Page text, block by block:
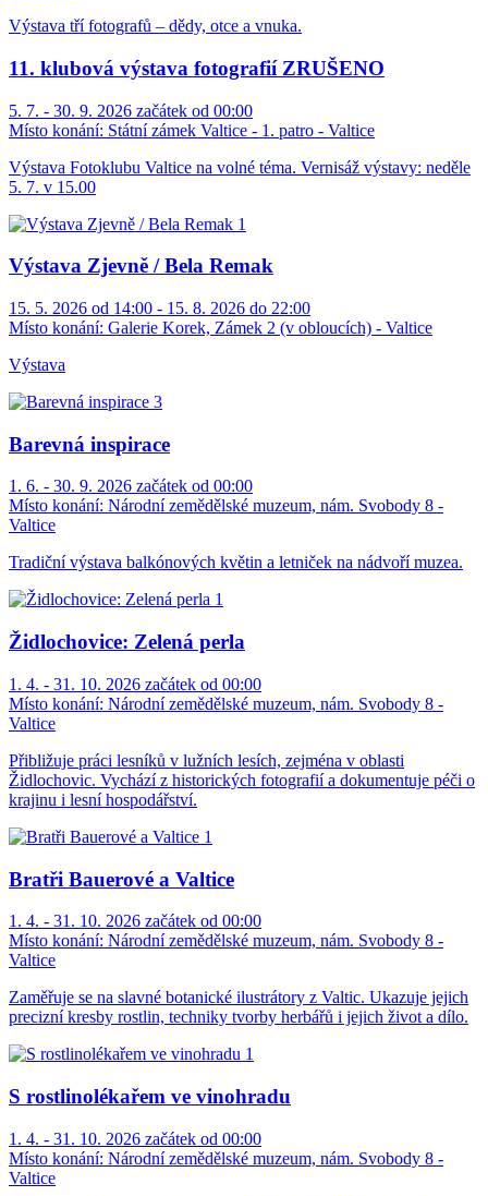
Výstava tří fotografů – dědy, otce a vnuka.
11. klubová výstava fotografií ZRUŠENO
5. 7. - 30. 9. 2026 začátek od 00:00
Místo konání: Státní zámek Valtice - 1. patro - Valtice
Výstava Fotoklubu Valtice na volné téma. Vernisáž výstavy: neděle
5. 7. v 15.00
Výstava Zjevně / Bela Remak
15. 5. 2026 od 14:00 - 15. 8. 2026 do 22:00
Místo konání: Galerie Korek, Zámek 2 (v obloucích) - Valtice
Výstava
Barevná inspirace
1. 6. - 30. 9. 2026 začátek od 00:00
Místo konání: Národní zemědělské muzeum, nám. Svobody 8 -
Valtice
Tradiční výstava balkónových květin a letniček na nádvoří muzea.
Židlochovice: Zelená perla
1. 4. - 31. 10. 2026 začátek od 00:00
Místo konání: Národní zemědělské muzeum, nám. Svobody 8 -
Valtice
Přibližuje práci lesníků v lužních lesích, zejména v oblasti
Židlochovic. Vychází z historických fotografií a dokumentuje péči o
krajinu i lesní hospodářství.
Bratři Bauerové a Valtice
1. 4. - 31. 10. 2026 začátek od 00:00
Místo konání: Národní zemědělské muzeum, nám. Svobody 8 -
Valtice
Zaměřuje se na slavné botanické ilustrátory z Valtic. Ukazuje jejich
precizní kresby rostlin, techniky tvorby herbářů i jejich život a dílo.
S rostlinolékařem ve vinohradu
1. 4. - 31. 10. 2026 začátek od 00:00
Místo konání: Národní zemědělské muzeum, nám. Svobody 8 -
Valtice